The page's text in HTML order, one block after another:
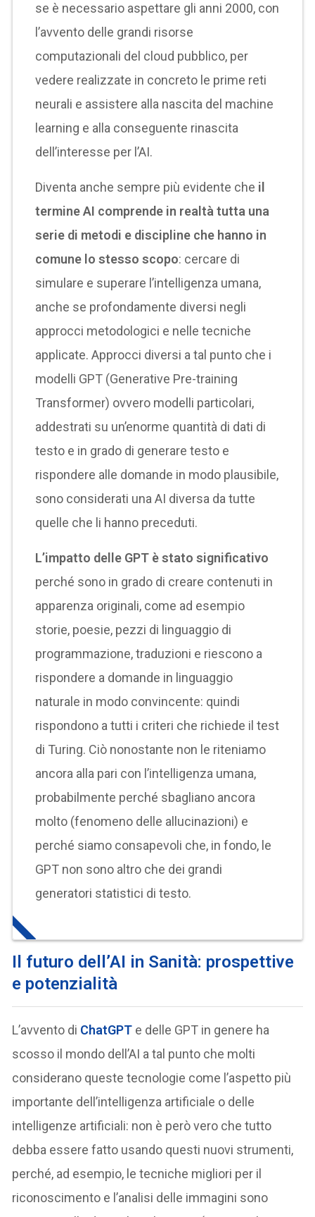
se è necessario aspettare gli anni 2000, con
l’avvento delle grandi risorse
computazionali del cloud pubblico, per
vedere realizzate in concreto le prime reti
neurali e assistere alla nascita del machine
learning e alla conseguente rinascita
dell’interesse per l’AI.
Diventa anche sempre più evidente che il
termine AI comprende in realtà tutta una
serie di metodi e discipline che hanno in
comune lo stesso scopo: cercare di
simulare e superare l’intelligenza umana,
anche se profondamente diversi negli
approcci metodologici e nelle tecniche
applicate. Approcci diversi a tal punto che i
modelli GPT (Generative Pre-training
Transformer) ovvero modelli particolari,
addestrati su un’enorme quantità di dati di
testo e in grado di generare testo e
rispondere alle domande in modo plausibile,
sono considerati una AI diversa da tutte
quelle che li hanno preceduti.
L’impatto delle GPT è stato significativo
perché sono in grado di creare contenuti in
apparenza originali, come ad esempio
storie, poesie, pezzi di linguaggio di
programmazione, traduzioni e riescono a
rispondere a domande in linguaggio
naturale in modo convincente: quindi
rispondono a tutti i criteri che richiede il test
di Turing. Ciò nonostante non le riteniamo
ancora alla pari con l’intelligenza umana,
probabilmente perché sbagliano ancora
molto (fenomeno delle allucinazioni) e
perché siamo consapevoli che, in fondo, le
GPT non sono altro che dei grandi
generatori statistici di testo.
Il futuro dell’AI in Sanità: prospettive
e potenzialità
L’avvento di ChatGPT e delle GPT in genere ha
scosso il mondo dell’AI a tal punto che molti
considerano queste tecnologie come l’aspetto più
importante dell’intelligenza artificiale o delle
intelligenze artificiali: non è però vero che tutto
debba essere fatto usando questi nuovi strumenti,
perché, ad esempio, le tecniche migliori per il
riconoscimento e l’analisi delle immagini sono